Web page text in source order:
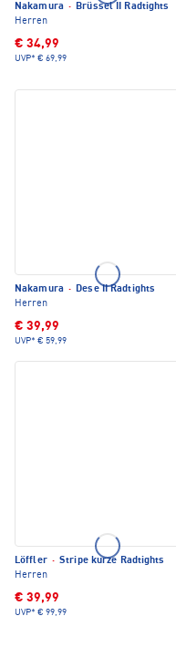
Nakamura · Brüssel II Radtights
Herren
€ 34,99
UVP* € 69,99
Nakamura · Dese II Radtights
Herren
€ 39,99
UVP* € 59,99
Löffler · Stripe kurze Radtights
Herren
€ 39,99
UVP* € 99,99